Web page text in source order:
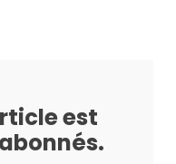
est